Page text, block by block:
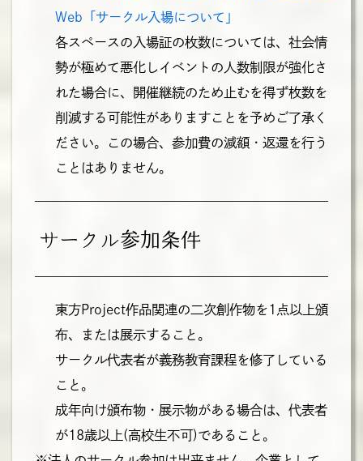
Web「サークル入場について」
各スペースの入場証の枚数については、社会情
勢が極めて悪化しイベントの人数制限が強化さ
れた場合に、開催継続のため止むを得ず枚数を
削減する可能性がありますことを予めご了承く
ださい。この場合、参加費の減額・返還を行う
ことはありません。
サークル参加条件
東方Project作品関連の二次創作物を1点以上頒
布、または展示すること。
サークル代表者が義務教育課程を修了している
こと。
成年向け頒布物・展示物がある場合は、代表者
が18歳以上(高校生不可)であること。